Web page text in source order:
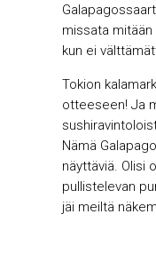
missata
kun ei
Tokion
otteeseen! Ja
Nämä
näyttäviä. Olisi
pullistelevan
jäi meiltä